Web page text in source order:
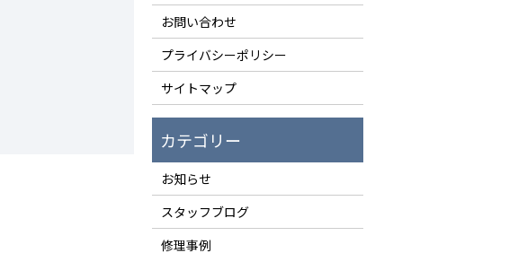
お問い合わせ
プライバシーポリシー
サイトマップ
お知らせ
スタッフブログ
修理事例